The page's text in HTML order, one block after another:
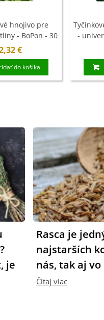
hnojivo pre
- BoPon - 30
ks €
do košíka
-
je
Rasca je
najstarších
nás, tak aj vo
Čítaj viac